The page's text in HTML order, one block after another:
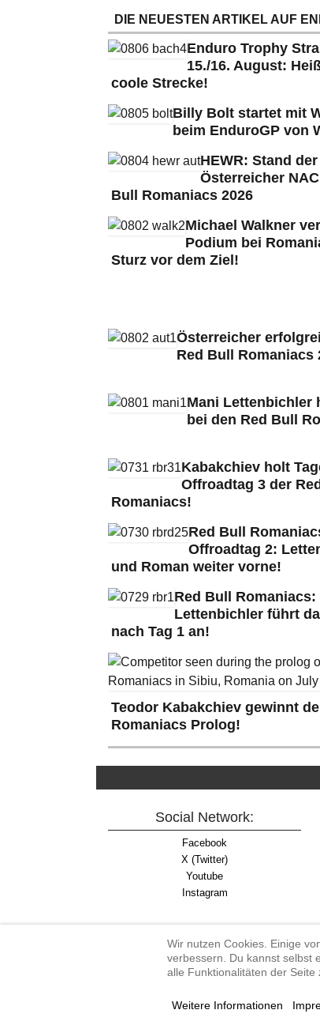
DIE NEUESTEN ARTIKEL AUF
Enduro Trophy
15./16. August:
coole Strecke!
Billy Bolt startet mit
beim EnduroGP von
HEWR: Stand der
Österreicher
Bull Romaniacs 2026
Michael Walkner
Podium bei
Sturz vor dem Ziel!
Österreicher
Red Bull Romaniacs
Mani Lettenbichler
bei den Red Bull
Kabakchiev holt
Offroadtag 3 der
Romaniacs!
Red Bull
Offroadtag 2:
und Roman weiter vorne!
Red Bull Romaniacs:
Lettenbichler führt
nach Tag 1 an!
Teodor Kabakchiev gewinnt
Romaniacs Prolog!
Social Network:
Facebook
X (Twitter)
Youtube
Instagram
Enduro-Austria,
Wir nutzen Cookies. Einige
verbessern. Du kannst selbst
alle Funktionalitäten der Seite
Weitere Informationen